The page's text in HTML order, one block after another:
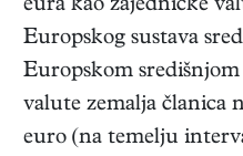
eura kao zajedničke
Europskog sustava
Europskom
valute zemalja članica
euro (na temelju